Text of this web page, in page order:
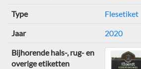
Type Flesetiket
Jaar 2020
Bijhorende hals-, rug- en
overige etiketten